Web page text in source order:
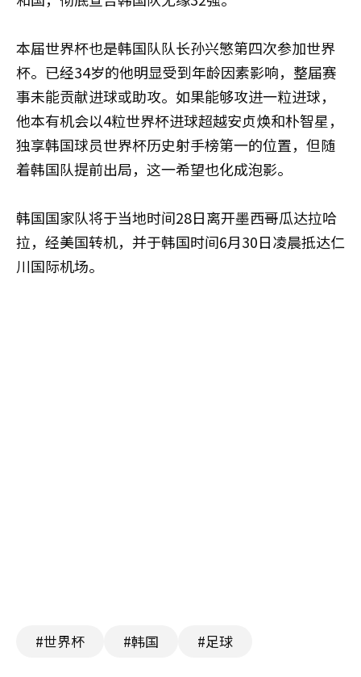
本届世界杯也是韩国队队长孙兴慜第四次参加世界
杯。已经34岁的他明显受到年龄因素影响，整届赛
事未能贡献进球或助攻。如果能够攻进一粒进球，
他本有机会以4粒世界杯进球超越安贞焕和朴智星，
独享韩国球员世界杯历史射手榜第一的位置，但随
着韩国队提前出局，这一希望也化成泡影。
韩国国家队将于当地时间28日离开墨西哥瓜达拉哈
拉，经美国转机，并于韩国时间6月30日凌晨抵达仁
川国际机场。
#世界杯 #韩国 #足球